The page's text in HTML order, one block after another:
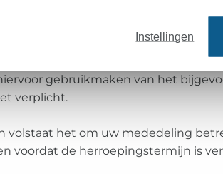
hemmers.nl) via een
gebruikmaken van het
verplicht.
volstaat het om uw mededeling
voordat de herroepingstermijn is
Instellingen